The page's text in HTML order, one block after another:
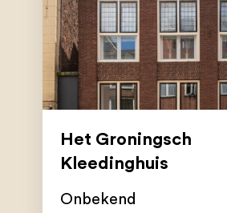
Het Groningsch
Kleedinghuis
Onbekend